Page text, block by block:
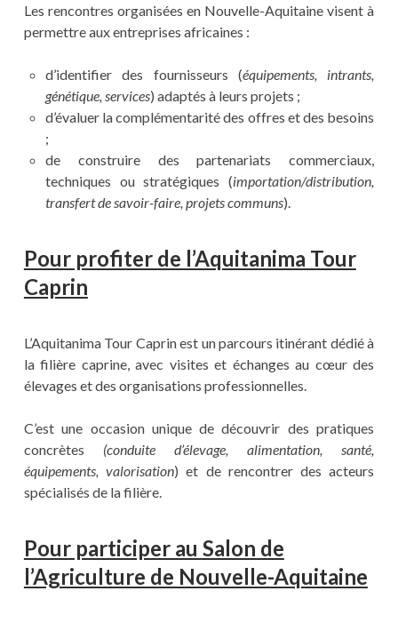
Les rencontres organisées en Nouvelle-Aquitaine visent à
permettre aux entreprises africaines :
d’identifier des fournisseurs (équipements, intrants,
génétique, services) adaptés à leurs projets ;
d’évaluer la complémentarité des offres et des besoins
;
de construire des partenariats commerciaux,
techniques ou stratégiques (importation/distribution,
transfert de savoir-faire, projets communs).
Pour profiter de l’Aquitanima Tour
Caprin
L’Aquitanima Tour Caprin est un parcours itinérant dédié à
la filière caprine, avec visites et échanges au cœur des
élevages et des organisations professionnelles.
C’est une occasion unique de découvrir des pratiques
concrètes (conduite d’élevage, alimentation, santé,
équipements, valorisation) et de rencontrer des acteurs
spécialisés de la filière.
Pour participer au Salon de
l’Agriculture de Nouvelle-Aquitaine